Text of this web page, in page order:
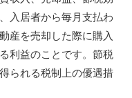
入居者から毎月支払わ
産を売却した際に購入
利益のことです。節税
られる税制上の優遇措